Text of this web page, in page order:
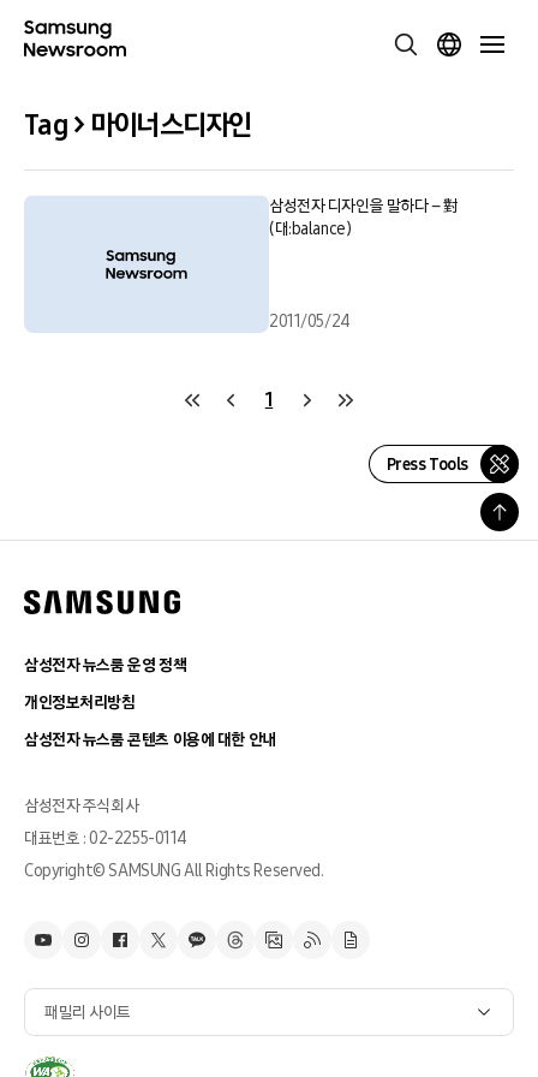
Tag > 마이너스디자인
삼성전자 디자인을 말하다 – 對
(대:balance)
2011/05/24
1
Press Tools
삼성전자 뉴스룸 운영 정책
개인정보처리방침
삼성전자 뉴스룸 콘텐츠 이용에 대한 안내
삼성전자 주식회사
대표번호 : 02-2255-0114
Copyright© SAMSUNG All Rights Reserved.
패밀리 사이트